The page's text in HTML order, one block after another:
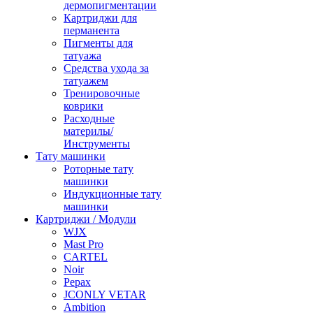
дермопигментации
Картриджи для
перманента
Пигменты для
татуажа
Средства ухода за
татуажем
Тренировочные
коврики
Расходные
материлы/
Инструменты
Тату машинки
Роторные тату
машинки
Индукционные тату
машинки
Картриджи / Модули
WJX
Mast Pro
CARTEL
Noir
Pepax
JCONLY VETAR
Ambition